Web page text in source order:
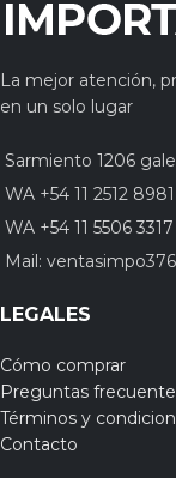
La mejor atención,
en un solo lugar
Sarmiento 1206
WA +54 11 2512 8981
WA +54 11 5506 3317
Mail:
LEGALES
Cómo comprar
Preguntas
Términos y
Contacto